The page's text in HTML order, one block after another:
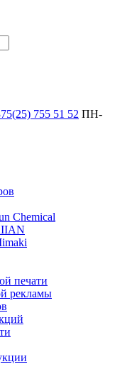
755 51 52 ПН-
Chemical
печати
рекламы